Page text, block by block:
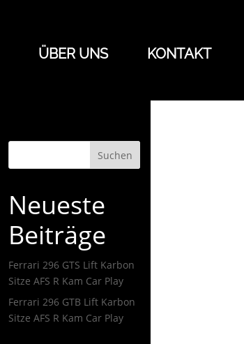
ÜBER UNS KONTAKT
Suchen
Neueste
Beiträge
Ferrari 296 GTS Lift Karbon
Sitze AFS R Kam Car Play
Ferrari 296 GTB Lift Karbon
Sitze AFS R Kam Car Play